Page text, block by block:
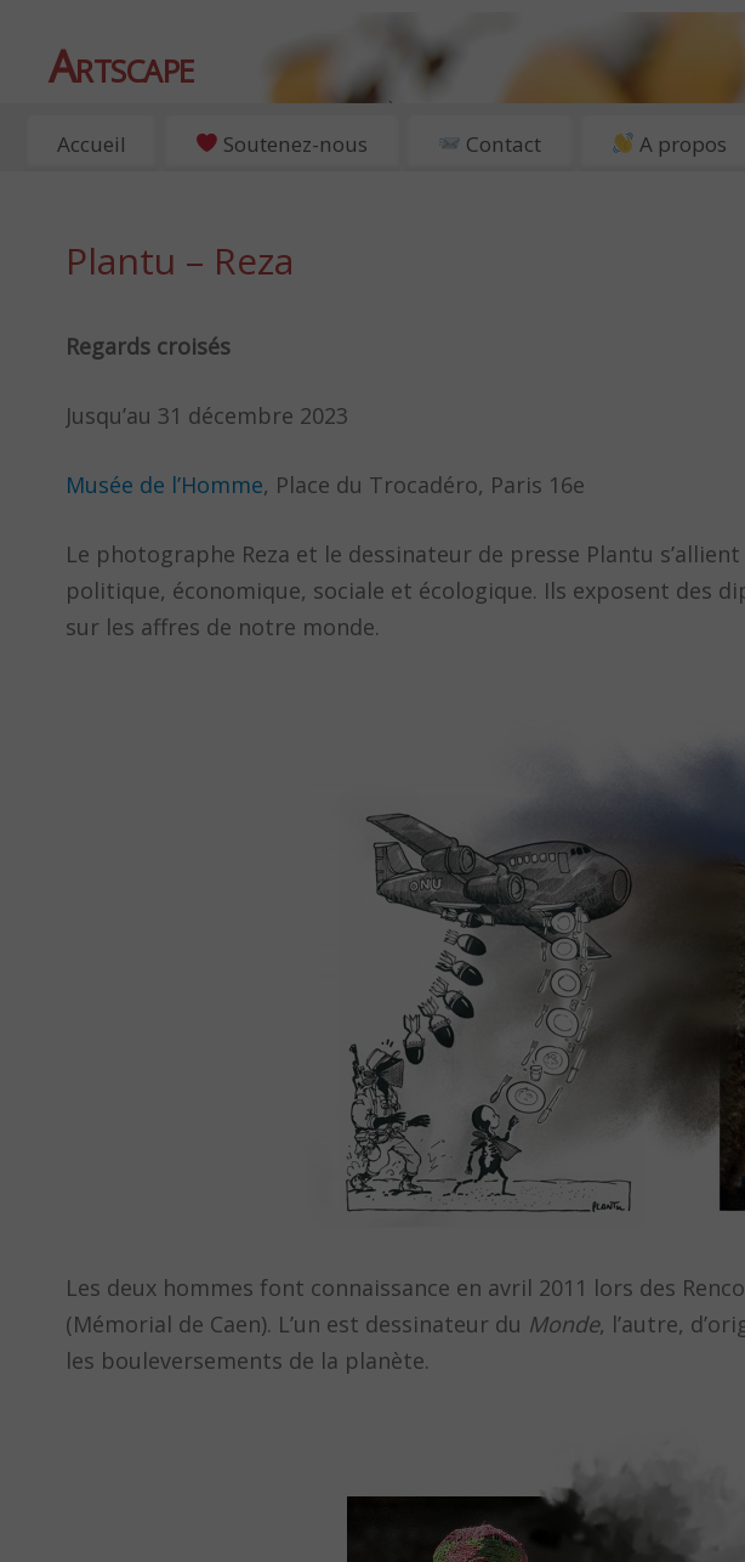
Artscape
EXPOSITIONS, ART ET CULTURE À PARIS
Accueil Soutenez-nous Contact A propos
Plantu – Reza
Regards croisés
Jusqu’au 31 décembre 2023
Musée de l’Homme, Place du Trocadéro, Paris 16e
Le photographe Reza et le dessinateur de presse Plantu
politique, économique, sociale et écologique. Ils exposent des
sur les affres de notre monde.
Les deux hommes font connaissance en avril 2011 lors des
(Mémorial de Caen). L’un est dessinateur du Monde, l’autre,
les bouleversements de la planète.